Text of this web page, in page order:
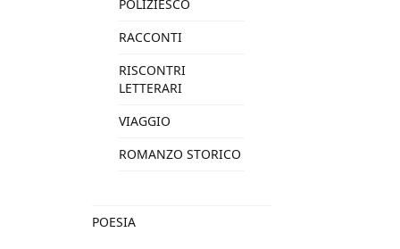
POLIZIESCO
RACCONTI
RISCONTRI
LETTERARI
VIAGGIO
ROMANZO STORICO
POESIA